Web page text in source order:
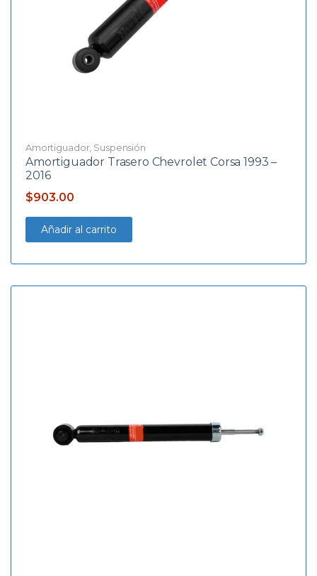
Amortiguador, Suspensión
Amortiguador Trasero Chevrolet Corsa 1993 –
2016
$903.00
Añadir al carrito